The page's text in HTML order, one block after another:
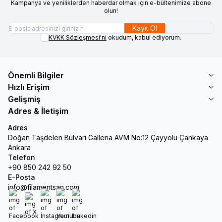
Kampanya ve yeniliklerden haberdar olmak için e-bültenimize abone
olun!
Kayıt Ol
KVKK Sözleşmesi'ni okudum, kabul ediyorum.
Önemli Bilgiler
Hızlı Erişim
Gelişmiş
Adres & İletişim
Adres
Doğan Taşdelen Bulvarı Galleria AVM No:12 Çayyolu Çankaya
Ankara
Telefon
+90 850 242 92 50
E-Posta
info@filamentsan.com
Facebook
X İnstagram
Youtube